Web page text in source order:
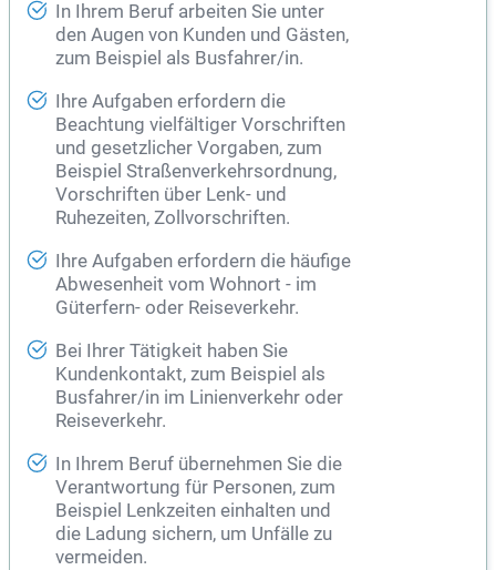
In Ihrem Beruf arbeiten Sie unter
den Augen von Kunden und Gästen,
zum Beispiel als Busfahrer/in.
Ihre Aufgaben erfordern die
Beachtung vielfältiger Vorschriften
und gesetzlicher Vorgaben, zum
Beispiel Straßenverkehrsordnung,
Vorschriften über Lenk- und
Ruhezeiten, Zollvorschriften.
Ihre Aufgaben erfordern die häufige
Abwesenheit vom Wohnort - im
Güterfern- oder Reiseverkehr.
Bei Ihrer Tätigkeit haben Sie
Kundenkontakt, zum Beispiel als
Busfahrer/in im Linienverkehr oder
Reiseverkehr.
In Ihrem Beruf übernehmen Sie die
Verantwortung für Personen, zum
Beispiel Lenkzeiten einhalten und
die Ladung sichern, um Unfälle zu
vermeiden.